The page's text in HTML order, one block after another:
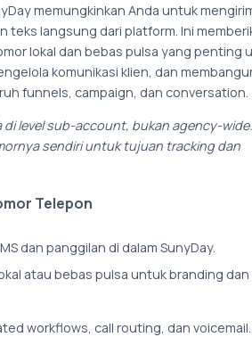
memungkinkan Anda untuk
teks langsung dari platform. Ini
lokal dan bebas pulsa yang penting
komunikasi klien, dan
funnels, campaign, dan conversation.
level sub-account, bukan agency-
sendiri untuk tujuan tracking dan
Telepon
dan panggilan di dalam SunyDay.
atau bebas pulsa untuk branding dan
workflows, call routing, dan voicemail.